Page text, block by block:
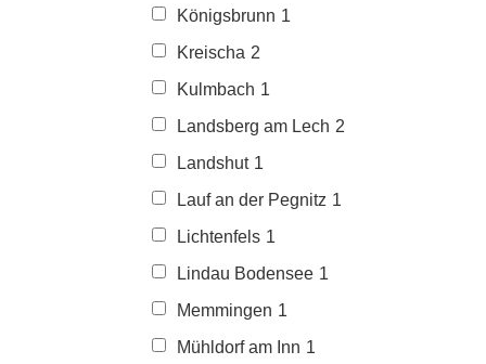
Königsbrunn 1
Kreischa 2
Kulmbach 1
Landsberg am Lech 2
Landshut 1
Lauf an der Pegnitz 1
Lichtenfels 1
Lindau Bodensee 1
Memmingen 1
Mühldorf am Inn 1